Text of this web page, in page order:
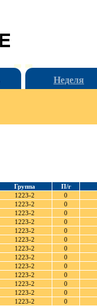
Неделя
Группа П/г
1223-2 0
1223-2 0
1223-2 0
1223-2 0
1223-2 0
1223-2 0
1223-2 0
1223-2 0
1223-2 0
1223-2 0
1223-2 0
1223-2 0
1223-2 0